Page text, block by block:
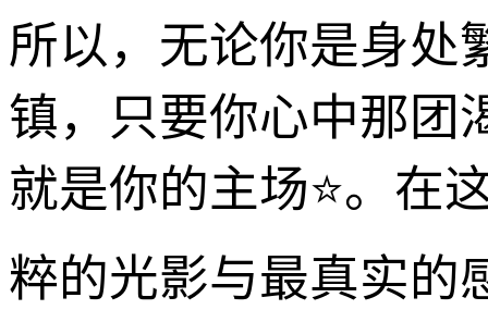
所以，无论你是身处
镇，只要你心中那团
就是你的主场⭐。在
粹的光影与最真实的